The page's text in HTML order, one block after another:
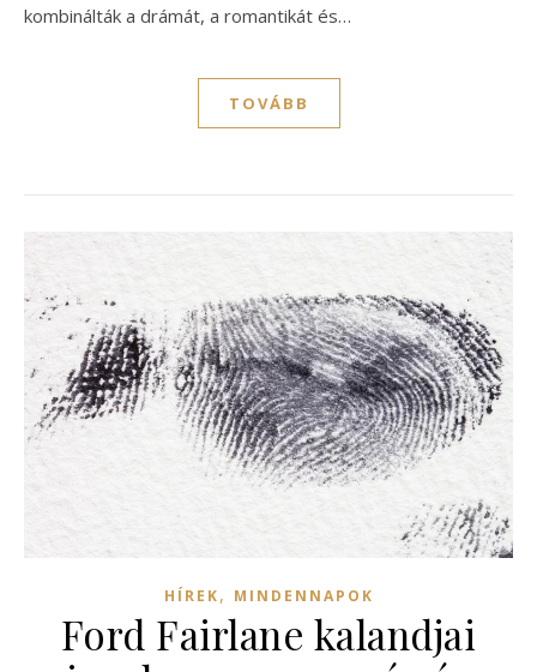
kombinálták a drámát, a romantikát és…
TOVÁBB
HÍREK, MINDENNAPOK
Ford Fairlane kalandjai